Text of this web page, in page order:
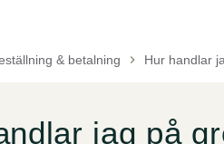
& betalning keyboard_arrow_right Hur handlar
jag på